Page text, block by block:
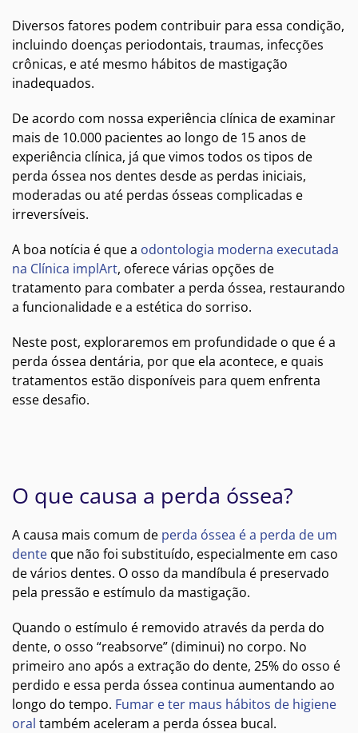
Diversos fatores podem contribuir para essa condição,
incluindo doenças periodontais, traumas, infecções
crônicas, e até mesmo hábitos de mastigação
inadequados.
De acordo com nossa experiência clínica de examinar
mais de 10.000 pacientes ao longo de 15 anos de
experiência clínica, já que vimos todos os tipos de
perda óssea nos dentes desde as perdas iniciais,
moderadas ou até perdas ósseas complicadas e
irreversíveis.
A boa notícia é que a odontologia moderna executada
na Clínica implArt, oferece várias opções de
tratamento para combater a perda óssea, restaurando
a funcionalidade e a estética do sorriso.
Neste post, exploraremos em profundidade o que é a
perda óssea dentária, por que ela acontece, e quais
tratamentos estão disponíveis para quem enfrenta
esse desafio.
O que causa a perda óssea?
A causa mais comum de perda óssea é a perda de um
dente que não foi substituído, especialmente em caso
de vários dentes. O osso da mandíbula é preservado
pela pressão e estímulo da mastigação.
Quando o estímulo é removido através da perda do
dente, o osso “reabsorve” (diminui) no corpo. No
primeiro ano após a extração do dente, 25% do osso é
perdido e essa perda óssea continua aumentando ao
longo do tempo. Fumar e ter maus hábitos de higiene
oral também aceleram a perda óssea bucal.